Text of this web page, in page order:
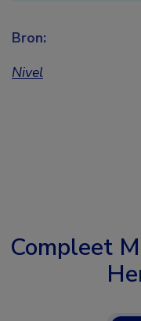
Bron:
Nivel
Compleet